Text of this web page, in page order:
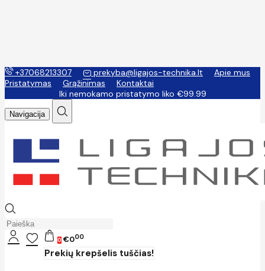
+37068213307 prekyba@ligajos-technika.lt
Apie mus
Pristatymas
Grąžinimas
Kontaktai
Iki nemokamo pristatymo liko €99.99
Navigacija
0 €000
Prekių krepšelis tuščias!